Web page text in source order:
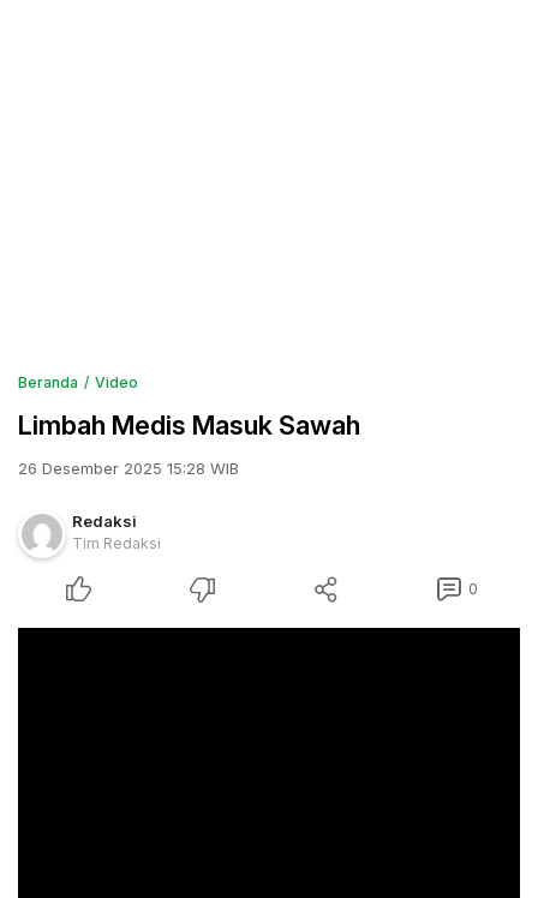
Beranda Video
Limbah Medis Masuk Sawah
26 Desember 2025 15:28 WIB
Redaksi
Tim Redaksi
0